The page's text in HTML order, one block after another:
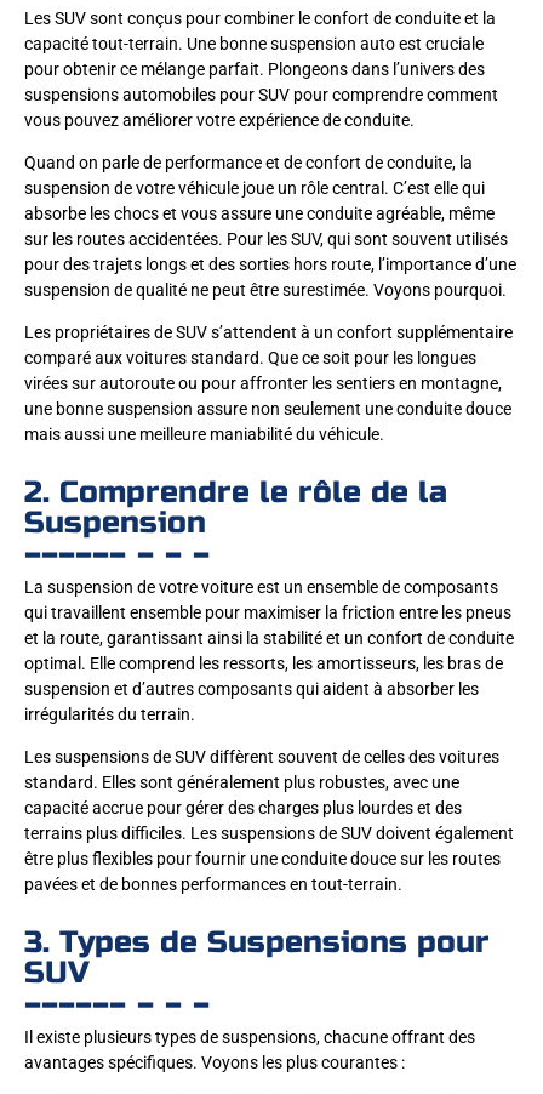
Les SUV sont conçus pour combiner le confort de conduite et la
capacité tout-terrain. Une bonne suspension auto est cruciale
pour obtenir ce mélange parfait. Plongeons dans l’univers des
suspensions automobiles pour SUV pour comprendre comment
vous pouvez améliorer votre expérience de conduite.
Quand on parle de performance et de confort de conduite, la
suspension de votre véhicule joue un rôle central. C’est elle qui
absorbe les chocs et vous assure une conduite agréable, même
sur les routes accidentées. Pour les SUV, qui sont souvent utilisés
pour des trajets longs et des sorties hors route, l’importance d’une
suspension de qualité ne peut être surestimée. Voyons pourquoi.
Les propriétaires de SUV s’attendent à un confort supplémentaire
comparé aux voitures standard. Que ce soit pour les longues
virées sur autoroute ou pour affronter les sentiers en montagne,
une bonne suspension assure non seulement une conduite douce
mais aussi une meilleure maniabilité du véhicule.
2. Comprendre le rôle de la
Suspension
La suspension de votre voiture est un ensemble de composants
qui travaillent ensemble pour maximiser la friction entre les pneus
et la route, garantissant ainsi la stabilité et un confort de conduite
optimal. Elle comprend les ressorts, les amortisseurs, les bras de
suspension et d’autres composants qui aident à absorber les
irrégularités du terrain.
Les suspensions de SUV diffèrent souvent de celles des voitures
standard. Elles sont généralement plus robustes, avec une
capacité accrue pour gérer des charges plus lourdes et des
terrains plus difficiles. Les suspensions de SUV doivent également
être plus flexibles pour fournir une conduite douce sur les routes
pavées et de bonnes performances en tout-terrain.
3. Types de Suspensions pour
SUV
Il existe plusieurs types de suspensions, chacune offrant des
avantages spécifiques. Voyons les plus courantes :